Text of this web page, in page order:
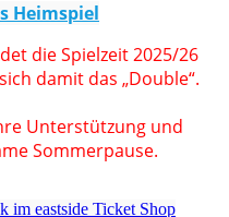
Heimspiel
die Spielzeit 2025/26
damit das „Double“.
Unterstützung und
Sommerpause.
im eastside Ticket Shop